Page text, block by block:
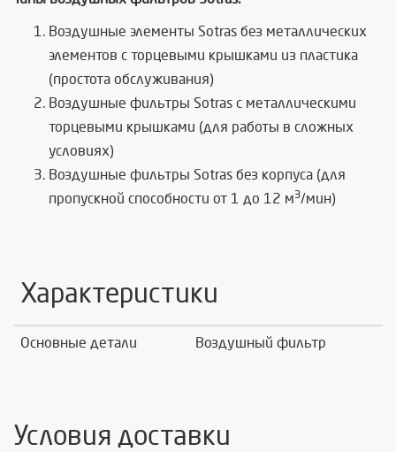
Воздушные элементы Sotras без металлических
элементов с торцевыми крышками из пластика
(простота обслуживания)
Воздушные фильтры Sotras с металлическими
торцевыми крышками (для работы в сложных
условиях)
Воздушные фильтры Sotras без корпуса (для
пропускной способности от 1 до 12 м3/мин)
Характеристики
Основные детали Воздушный фильтр
Условия доставки